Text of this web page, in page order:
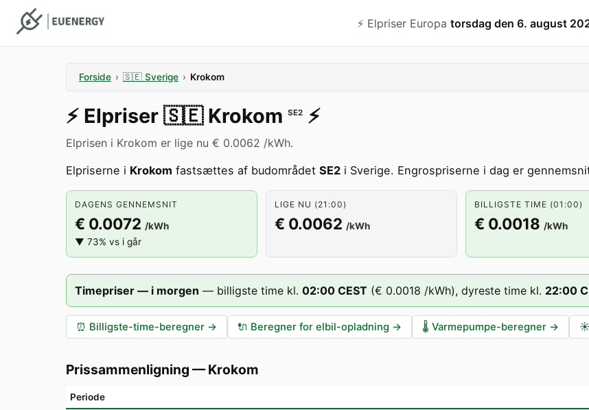
⚡️ Elpriser Europa torsdag den 6. august
Forside › 🇸🇪 Sverige › Krokom
⚡️ Elpriser 🇸🇪 Krokom SE2 ⚡️
Elprisen i Krokom er lige nu € 0.0062 /kWh.
Elpriserne i Krokom fastsættes af budområdet SE2 i Sverige. Engrospriserne i dag er
DAGENS GENNEMSNIT
€ 0.0072 /kWh
▼ 73% vs i går
LIGE NU (21:00)
€ 0.0062 /kWh
BILLIGSTE TIME (01:00)
€ 0.0018 /kWh
Timepriser — i morgen — billigste time kl. 02:00 CEST (€ 0.0018 /kWh), dyreste time kl. 22:00
⏰ Billigste-time-beregner → 🔌 Beregner for elbil-opladning → 🌡️ Varmepumpe-beregner → ☀️
Prissammenligning —Krokom
Periode